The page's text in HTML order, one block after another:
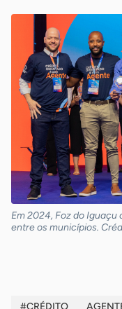
Em 2024, Foz do
entre os municípios.
#CRÉDITO